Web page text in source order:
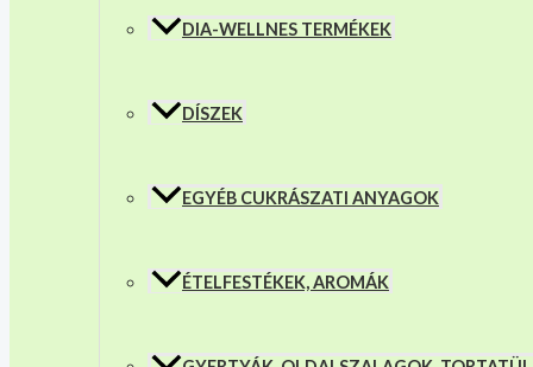
DIA-WELLNES TERMÉKEK
DÍSZEK
EGYÉB CUKRÁSZATI ANYAGOK
ÉTELFESTÉKEK, AROMÁK